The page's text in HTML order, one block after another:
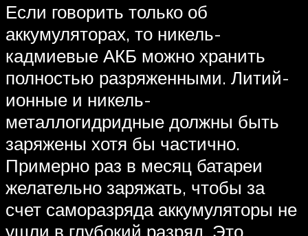
Если говорить только об
аккумуляторах, то никель-
кадмиевые АКБ можно хранить
полностью разряженными. Литий-
ионные и никель-
металлогидридные должны быть
заряжены хотя бы частично.
Примерно раз в месяц батареи
желательно заряжать, чтобы за
счет саморазряда аккумуляторы не
ушли в глубокий разряд. Это